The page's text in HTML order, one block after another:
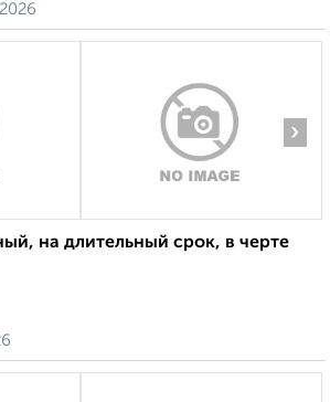
›
на длительный срок, в черте